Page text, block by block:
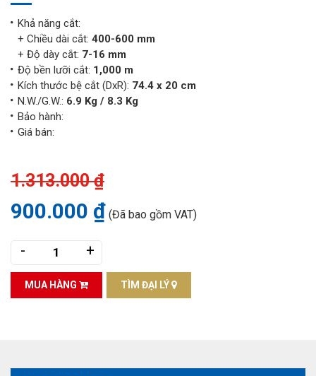
Khả năng cắt:
+ Chiều dài cắt: 400-600 mm
+ Độ dày cắt: 7-16 mm
Độ bền lưỡi cắt: 1,000 m
Kích thước bệ cắt (DxR): 74.4 x 20 cm
N.W./G.W.: 6.9 Kg / 8.3 Kg
Bảo hành:
Giá bán:
1.313.000 ₫
900.000 ₫ (Đã bao gồm VAT)
- +
MUA HÀNG TÌM ĐẠI LÝ